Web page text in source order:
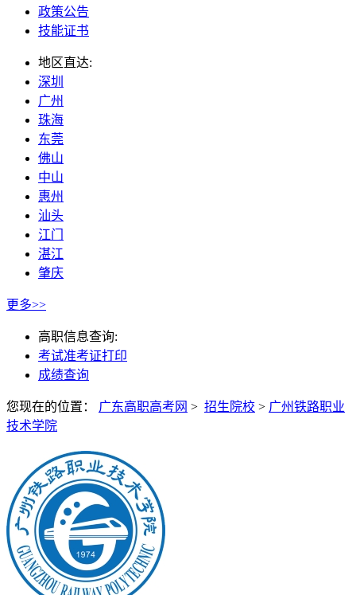
政策公告
技能证书
地区直达:
深圳
广州
珠海
东莞
佛山
中山
惠州
汕头
江门
湛江
肇庆
更多>>
高职信息查询:
考试准考证打印
成绩查询
您现在的位置： 广东高职高考网 > 招生院校 > 广州铁路职业
技术学院